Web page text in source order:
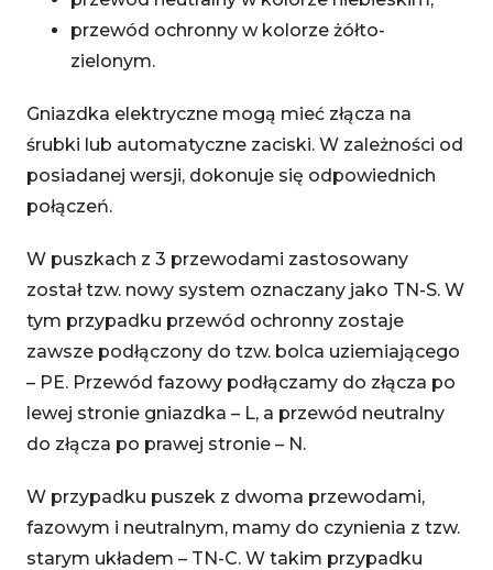
przewód ochronny w kolorze żółto-
zielonym.
Gniazdka elektryczne mogą mieć złącza na
śrubki lub automatyczne zaciski. W zależności od
posiadanej wersji, dokonuje się odpowiednich
połączeń.
W puszkach z 3 przewodami zastosowany
został tzw. nowy system oznaczany jako TN-S. W
tym przypadku przewód ochronny zostaje
zawsze podłączony do tzw. bolca uziemiającego
– PE. Przewód fazowy podłączamy do złącza po
lewej stronie gniazdka – L, a przewód neutralny
do złącza po prawej stronie – N.
W przypadku puszek z dwoma przewodami,
fazowym i neutralnym, mamy do czynienia z tzw.
starym układem – TN-C. W takim przypadku